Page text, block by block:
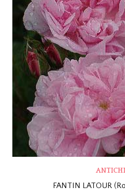
ANTICHI
FANTIN LATOUR